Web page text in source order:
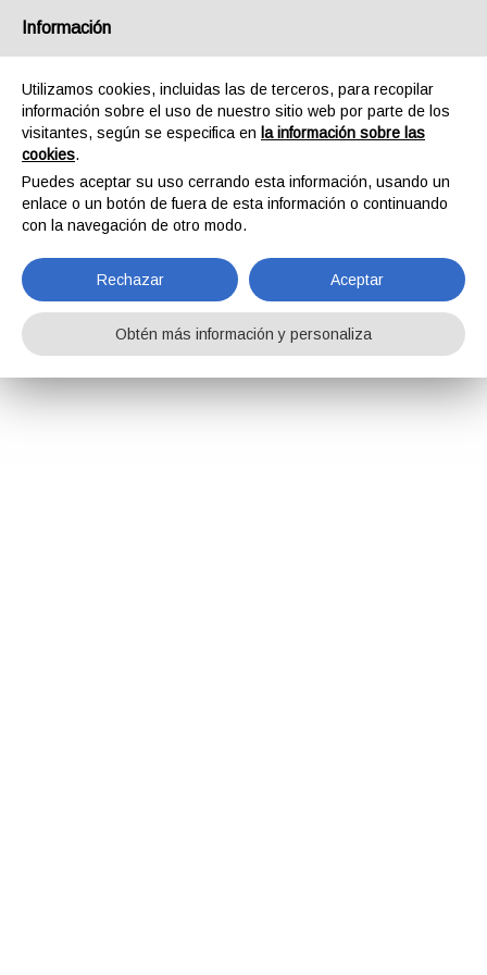
Información
Utilizamos cookies, incluidas las de terceros, para recopilar
información sobre el uso de nuestro sitio web por parte de los
visitantes, según se especifica en la información sobre las
cookies.
Puedes aceptar su uso cerrando esta información, usando un
enlace o un botón de fuera de esta información o continuando
con la navegación de otro modo.
Rechazar Aceptar
Obtén más información y personaliza